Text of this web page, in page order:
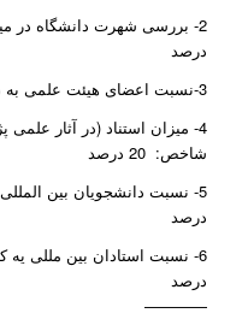
درصد
3-نسبت اعضای هیئت علمی به دانشجو- وزنشاخص: 20درصد
4- میزان استناد (در آثار
شاخص: 20 درصد
درصد
درصد
————